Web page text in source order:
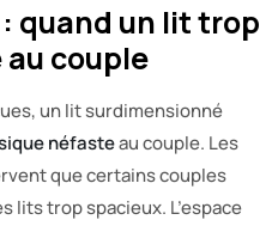
quand un lit trop
couple
un lit surdimensionné
néfasteau couple. Les
que certains couples
lits trop spacieux. L’espace